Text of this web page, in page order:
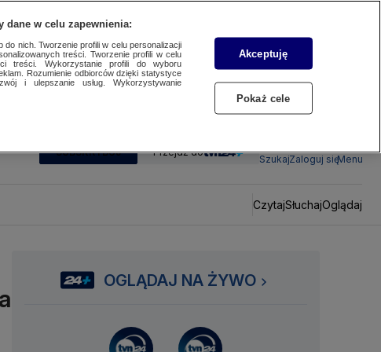
SUBSKRYBUJ Przejdź do
SzukajZaloguj sięMenu
CzytajSłuchajOglądaj
OGLĄDAJ NA ŻYWO
dane w celu zapewnienia:
nich. Tworzenie profili w celu personalizacji
treści. Tworzenie profili w celu
treści. Wykorzystanie profili do wyboru
Rozumienie odbiorców dzięki statystyce
i ulepszanie usług. Wykorzystywanie
Akceptuję
Pokaż cele